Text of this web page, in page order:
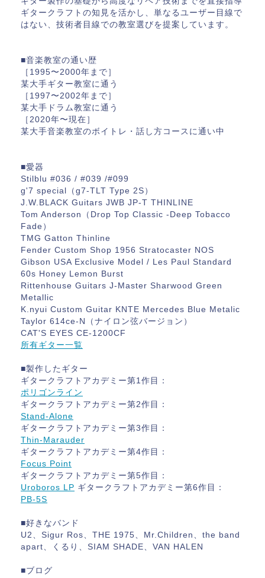
ギタークラフトの知見を活かし、単なるユーザー目線で
はない、技術者目線での教室選びを提案しています。
■音楽教室の通い歴
［1995〜2000年まで］
某大手ギター教室に通う
［1997〜2002年まで］
某大手ドラム教室に通う
［2020年〜現在］
某大手音楽教室のボイトレ・話し方コースに通い中
■愛器
Stilblu #036 / #039 /#099
g'7 special（g7-TLT Type 2S）
J.W.BLACK Guitars JWB JP-T THINLINE
Tom Anderson（Drop Top Classic -Deep Tobacco
Fade）
TMG Gatton Thinline
Fender Custom Shop 1956 Stratocaster NOS
Gibson USA Exclusive Model / Les Paul Standard
60s Honey Lemon Burst
Rittenhouse Guitars J-Master Sharwood Green
Metallic
K.nyui Custom Guitar KNTE Mercedes Blue Metalic
Taylor 614ce-N（ナイロン弦バージョン）
CAT'S EYES CE-1200CF
所有ギター一覧
■製作したギター
ギタークラフトアカデミー第1作目：
ポリゴンライン
ギタークラフトアカデミー第2作目：
Stand-Alone
ギタークラフトアカデミー第3作目：
Thin-Marauder
ギタークラフトアカデミー第4作目：
Focus Point
ギタークラフトアカデミー第5作目：
Uroboros LP ギタークラフトアカデミー第6作目：
PB-5S
■好きなバンド
U2、Sigur Ros、THE 1975、Mr.Children、the band
apart、くるり、SIAM SHADE、VAN HALEN
■ブログ